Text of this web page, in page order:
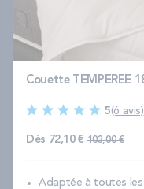
Couette TEMPEREE
5(6 avis)
Dès 72,10 € Prix normal
103,00 €
Adaptée à toutes les